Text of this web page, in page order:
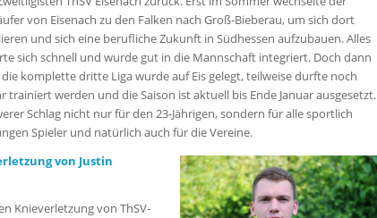
von Eisenach zu den Falken nach Groß-Bieberau, um sich dort
und sich eine berufliche Zukunft in Südhessen aufzubauen. Alles
sich schnell und wurde gut in die Mannschaft integriert. Doch dann
komplette dritte Liga wurde auf Eis gelegt, teilweise durfte noch
trainiert werden und die Saison ist aktuell bis Ende Januar ausgesetzt.
Schlag nicht nur für den 23-Jährigen, sondern für alle sportlich
Spieler und natürlich auch für die Vereine.
von Justin
Knieverletzung von ThSV-